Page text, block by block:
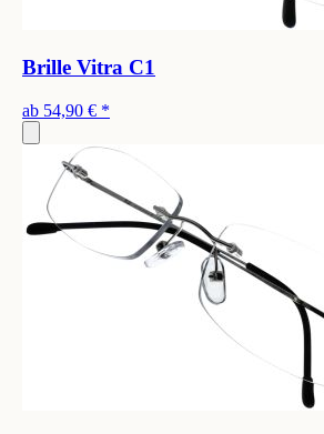
Brille Vitra C1
ab 54,90 € *